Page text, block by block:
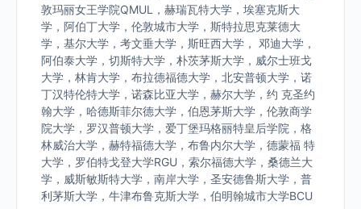
敦玛丽女王学院QMUL，赫瑞瓦特大学，埃塞克斯大
学，阿伯丁大学，伦敦城市大学，斯特拉思克莱德大
学，基尔大学，考文垂大学，斯旺西大学， 邓迪大学，
阿伯泰大学，切斯特大学，朴茨茅斯大学，威尔士班戈
大学，林肯大学，布拉德福德大学，北安普顿大学，诺
丁汉特伦特大学，诺森比亚大学，赫尔大学，约 克圣约
翰大学，哈德斯菲尔德大学，伯恩茅斯大学，伦敦商学
院大学，罗汉普顿大学，爱丁堡玛格丽特皇后学院，格
林威治大学，赫特福德大学，布鲁内尔大学，德蒙福 特
大学，罗伯特戈登大学RGU，索尔福德大学，桑德兰大
学，威斯敏斯特大学，南岸大学，圣安德鲁斯大学，普
利茅斯大学，牛津布鲁克斯大学，伯明翰城市大学BCU